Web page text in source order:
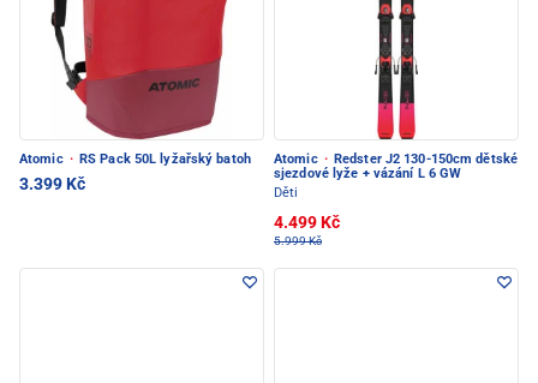
Atomic · RS Pack 50L lyžařský batoh
3.399 Kč
Atomic · Redster J2 130-150cm dětské
sjezdové lyže + vázání L 6 GW
Děti
4.499 Kč
5.999 Kč